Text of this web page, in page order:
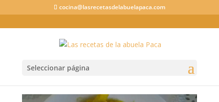
cocina@lasrecetasdelabuelapaca.com
Seleccionar página